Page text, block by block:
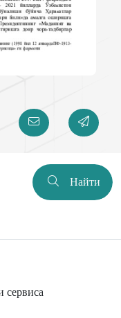
Найти
сервиса